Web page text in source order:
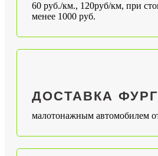
60 руб./км., 120руб/км, при
менее 1000 руб.
ДОСТАВКА
малотонажным автомобилем